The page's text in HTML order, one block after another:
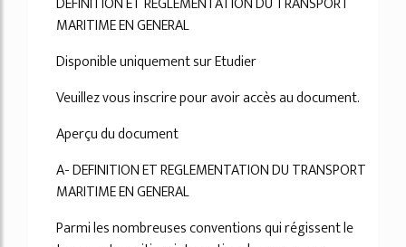
MARITIME EN GENERAL
Disponible uniquement sur Etudier
Veuillez vous inscrire pour avoir accès au document.
Aperçu du document
A- DEFINITION ET REGLEMENTATION DU TRANSPORT
MARITIME EN GENERAL
Parmi les nombreuses conventions qui régissent le